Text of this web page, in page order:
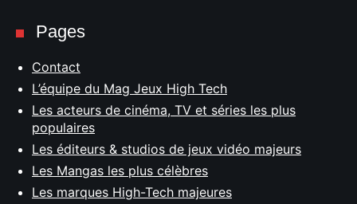
Pages
Contact
L’équipe du Mag Jeux High Tech
Les acteurs de cinéma, TV et séries les plus
populaires
Les éditeurs & studios de jeux vidéo majeurs
Les Mangas les plus célèbres
Les marques High-Tech majeures